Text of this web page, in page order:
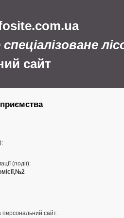
спеціалізоване
сайт
(події):
сайт: